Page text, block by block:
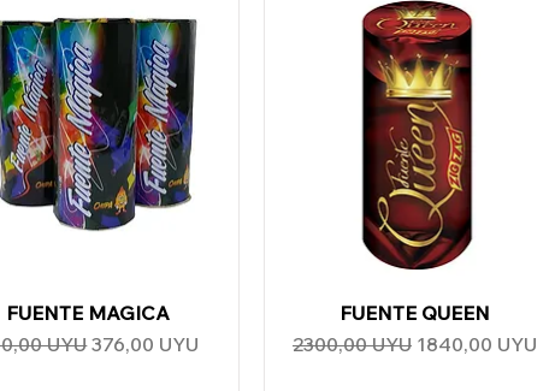
Vista rápida
FUENTE MAGICA
UYUPrecio de oferta
376,00 UYU
Vista rápida
FUENTE QUEEN
Precio
2300,00 UYU Precio de oferta
1840,00 UYU